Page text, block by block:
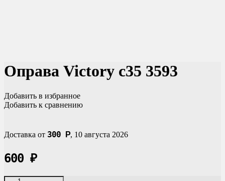
Оправа Victory с35 3593
Добавить в избранное
Добавить к сравнению
Доставка от 300 Р, 10 августа 2026
600 ₽